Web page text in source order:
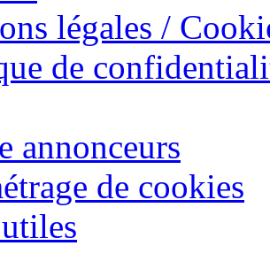
légales /
de
annonceurs
de cookies